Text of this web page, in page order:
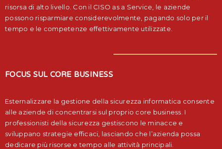
risorsa di alto livello. Con il CISO as a Service, le aziende
possono risparmiare considerevolmente, pagando solo per il
tempo e le competenze effettivamente utilizzate.
FOCUS SUL CORE BUSINESS
Esternalizzare la gestione della sicurezza informatica consente
alle aziende di concentrarsi sul proprio core business. I
professionisti della sicurezza gestiscono le minacce e
sviluppano strategie efficaci, lasciando che l’azienda possa
dedicare più risorse e tempo alle attività principali.